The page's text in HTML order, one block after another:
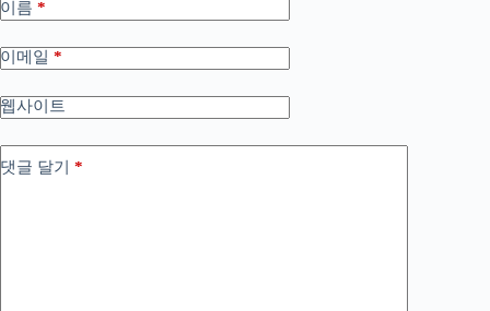
이름 *
이메일 *
웹사이트
댓글 달기 *